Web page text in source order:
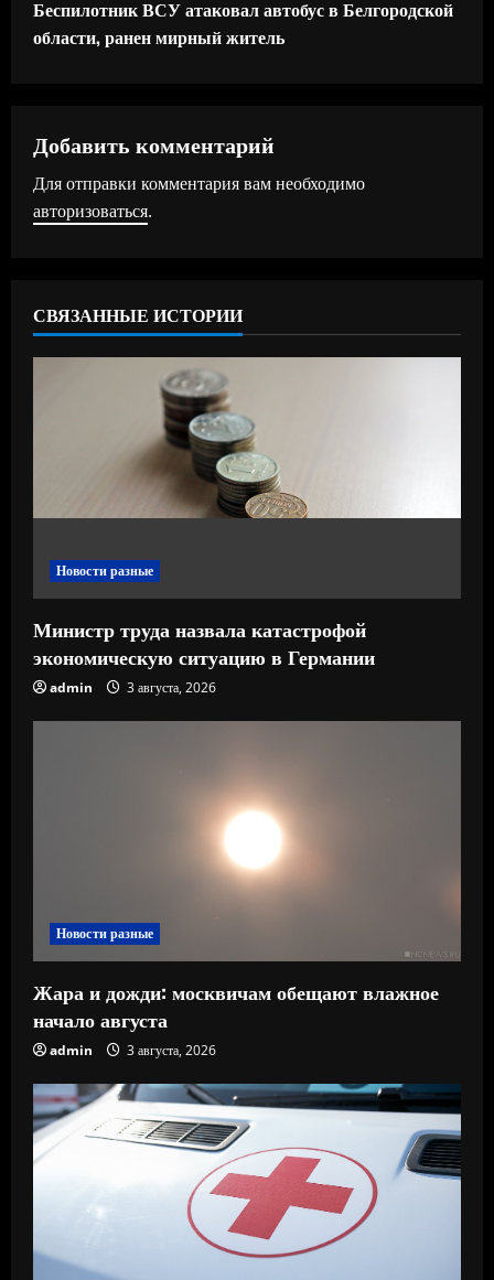
д
о
ж
и
ч
и
Беспилотник ВСУ атаковал автобус в Белгородской
области, ранен мирный житель
Добавить комментарий
Для отправки комментария вам необходимо
авторизоваться.
СВЯЗАННЫЕ ИСТОРИИ
Новости разные
Министр труда назвала катастрофой
экономическую ситуацию в Германии
admin 3 августа, 2026
Новости разные
Жара и дожди: москвичам обещают влажное
начало августа
admin 3 августа, 2026